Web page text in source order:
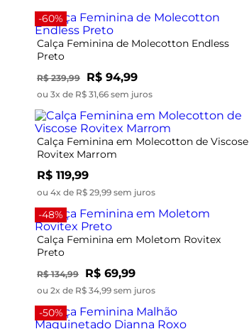
-60%
Calça Feminina de Molecotton Endless
Preto
R$ 239,99 R$ 94,99
ou 3x de R$ 31,66 sem juros
Calça Feminina em Molecotton de Viscose
Rovitex Marrom
R$ 119,99
ou 4x de R$ 29,99 sem juros
-48%
Calça Feminina em Moletom Rovitex
Preto
R$ 134,99 R$ 69,99
ou 2x de R$ 34,99 sem juros
-50%